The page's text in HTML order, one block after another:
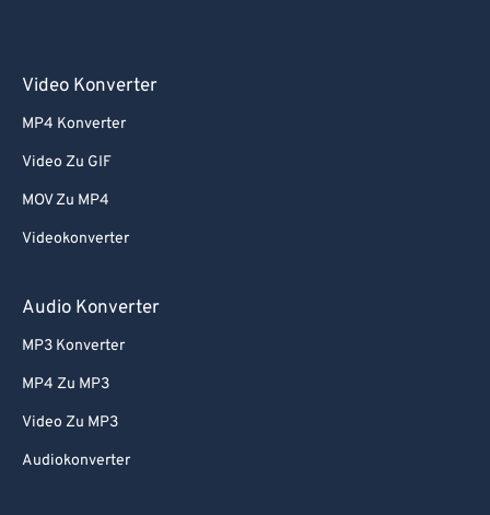
Video Konverter
MP4 Konverter
Video Zu GIF
MOV Zu MP4
Videokonverter
Audio Konverter
MP3 Konverter
MP4 Zu MP3
Video Zu MP3
Audiokonverter